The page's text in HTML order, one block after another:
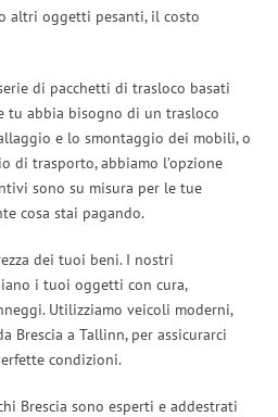
altri oggetti pesanti, il costo
di pacchetti di trasloco basati
tu abbia bisogno di un trasloco
e lo smontaggio dei mobili, o
di trasporto, abbiamo l’opzione
sono su misura per le tue
cosa stai pagando.
dei tuoi beni. I nostri
i tuoi oggetti con cura,
Utilizziamo veicoli moderni,
Brescia a Tallinn, per assicurarci
condizioni.
Brescia sono esperti e addestrati